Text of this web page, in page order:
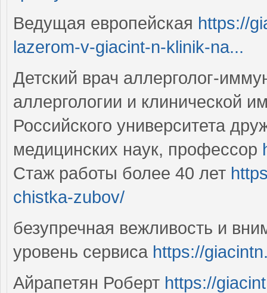
Ведущая европейская https://
lazerom-v-giacint-n-klinik-na...
Детский врач аллерголог-
аллергологии и клинической
Российского университета
медицинских наук, профессор
Стаж работы более 40 лет
chistka-zubov/
безупречная вежливость и
уровень сервиса https://
Айрапетян Роберт https://